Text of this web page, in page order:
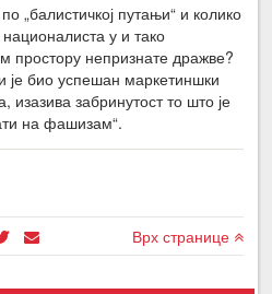
„балистичкој путањи“ и колико
у и тако
простору непризнате дражве?
је био успешан маркетиншки
забринутост то што је
на фашизам“.
Врх странице